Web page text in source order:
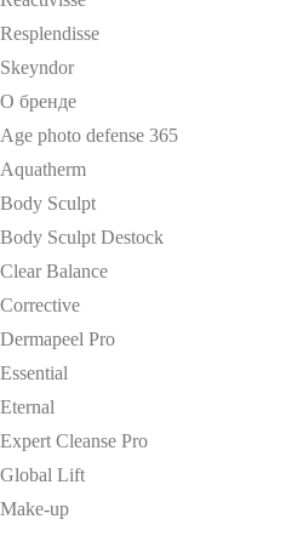
Resplendisse
Skeyndor
О бренде
Age photo defense 365
Aquatherm
Body Sculpt
Body Sculpt Destock
Clear Balance
Corrective
Dermapeel Pro
Essential
Eternal
Expert Cleanse Pro
Global Lift
Make-up